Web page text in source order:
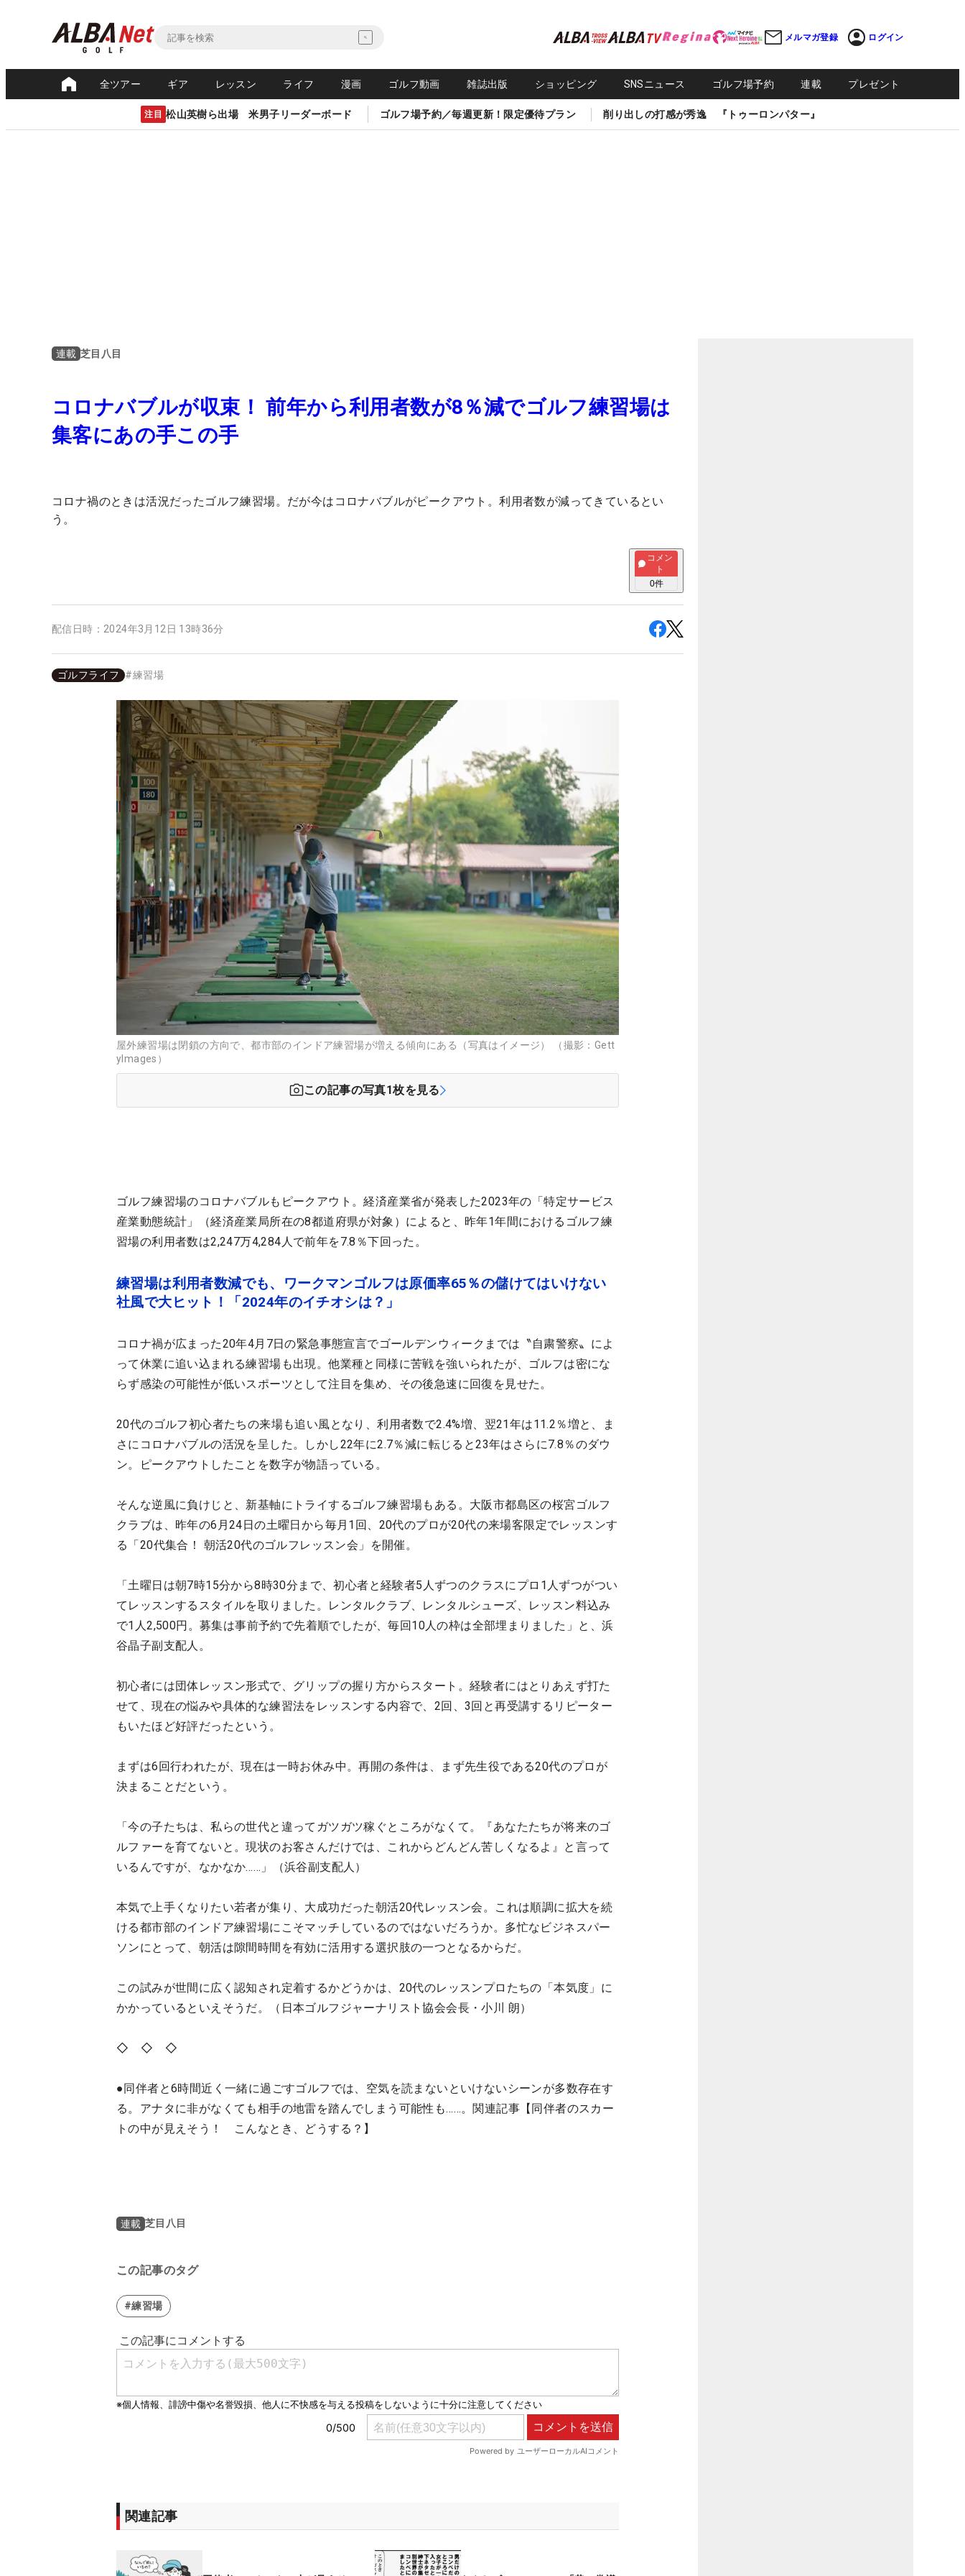
メルマガ登録 ログイン
全ツアー ギア レッスン ライフ 漫画 ゴルフ動画 雑誌出版 ショッピング SNSニュース ゴルフ場予約 連載 プレゼント
注目 松山英樹ら出場 米男子リーダーボード ゴルフ場予約／毎週更新！限定優待プラン 削り出しの打感が秀逸 『トゥーロンパター』
連載 芝目八目
コロナバブルが収束！ 前年から利用者数が8％減でゴルフ練習場は
集客にあの手この手
コロナ禍のときは活況だったゴルフ練習場。だが今はコロナバブルがピークアウト。利用者数が減ってきているとい
う。
コメン
ト
0件
配信日時： 2024年3月12日 13時36分
ゴルフライフ #練習場
屋外練習場は閉鎖の方向で、都市部のインドア練習場が増える傾向にある（写真はイメージ） （撮影：Gett
yImages）
この記事の写真1枚を見る
ゴルフ練習場のコロナバブルもピークアウト。経済産業省が発表した2023年の「特定サービス
産業動態統計」（経済産業局所在の8都道府県が対象）によると、昨年1年間におけるゴルフ練
習場の利用者数は2,247万4,284人で前年を7.8％下回った。
練習場は利用者数減でも、ワークマンゴルフは原価率65％の儲けてはいけない
社風で大ヒット！「2024年のイチオシは？」
コロナ禍が広まった20年4月7日の緊急事態宣言でゴールデンウィークまでは〝自粛警察〟によ
って休業に追い込まれる練習場も出現。他業種と同様に苦戦を強いられたが、ゴルフは密にな
らず感染の可能性が低いスポーツとして注目を集め、その後急速に回復を見せた。
20代のゴルフ初心者たちの来場も追い風となり、利用者数で2.4%増、翌21年は11.2％増と、ま
さにコロナバブルの活況を呈した。しかし22年に2.7％減に転じると23年はさらに7.8％のダウ
ン。ピークアウトしたことを数字が物語っている。
そんな逆風に負けじと、新基軸にトライするゴルフ練習場もある。大阪市都島区の桜宮ゴルフ
クラブは、昨年の6月24日の土曜日から毎月1回、20代のプロが20代の来場客限定でレッスンす
る「20代集合！ 朝活20代のゴルフレッスン会」を開催。
「土曜日は朝7時15分から8時30分まで、初心者と経験者5人ずつのクラスにプロ1人ずつがつい
てレッスンするスタイルを取りました。レンタルクラブ、レンタルシューズ、レッスン料込み
で1人2,500円。募集は事前予約で先着順でしたが、毎回10人の枠は全部埋まりました」と、浜
谷晶子副支配人。
初心者には団体レッスン形式で、グリップの握り方からスタート。経験者にはとりあえず打た
せて、現在の悩みや具体的な練習法をレッスンする内容で、2回、3回と再受講するリピーター
もいたほど好評だったという。
まずは6回行われたが、現在は一時お休み中。再開の条件は、まず先生役である20代のプロが
決まることだという。
「今の子たちは、私らの世代と違ってガツガツ稼ぐところがなくて。『あなたたちが将来のゴ
ルファーを育てないと。現状のお客さんだけでは、これからどんどん苦しくなるよ』と言って
いるんですが、なかなか……」（浜谷副支配人）
本気で上手くなりたい若者が集り、大成功だった朝活20代レッスン会。これは順調に拡大を続
ける都市部のインドア練習場にこそマッチしているのではないだろうか。多忙なビジネスパー
ソンにとって、朝活は隙間時間を有効に活用する選択肢の一つとなるからだ。
この試みが世間に広く認知され定着するかどうかは、20代のレッスンプロたちの「本気度」に
かかっているといえそうだ。（日本ゴルフジャーナリスト協会会長・小川 朗）
◇ ◇ ◇
●同伴者と6時間近く一緒に過ごすゴルフでは、空気を読まないといけないシーンが多数存在す
る。アナタに非がなくても相手の地雷を踏んでしまう可能性も……。関連記事【同伴者のスカー
トの中が見えそう！ こんなとき、どうする？】
連載 芝目八目
この記事のタグ
#練習場
関連記事